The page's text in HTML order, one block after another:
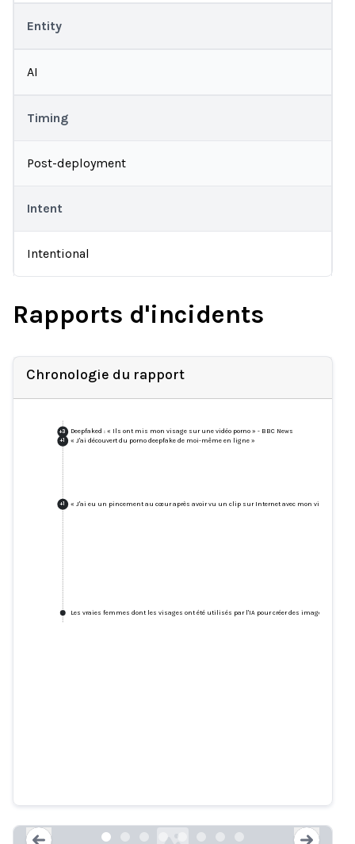
Entity
AI
Timing
Post-deployment
Intent
Intentional
Rapports d'incidents
Chronologie du rapport
+3 Deepfaked : « Ils ont mis mon visage sur une vidéo porno » - BBC News
+1 « J'ai découvert du porno deepfake de moi-même en ligne »
+1 « J'ai eu un pincement au cœur après avoir vu un clip sur Internet avec mon visage -
Les vraies femmes dont les visages ont été utilisés par l'IA pour créer des images